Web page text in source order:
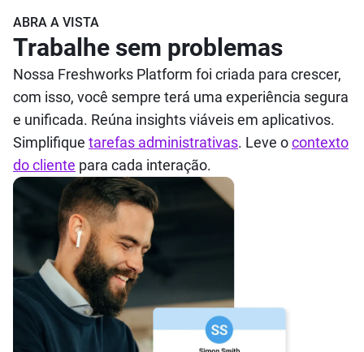
ABRA A VISTA
Trabalhe sem problemas
Nossa Freshworks Platform foi criada para crescer,
com isso, você sempre terá uma experiência segura
e unificada. Reúna insights viáveis em aplicativos.
Simplifique tarefas administrativas. Leve ocontexto
do cliente para cada interação.